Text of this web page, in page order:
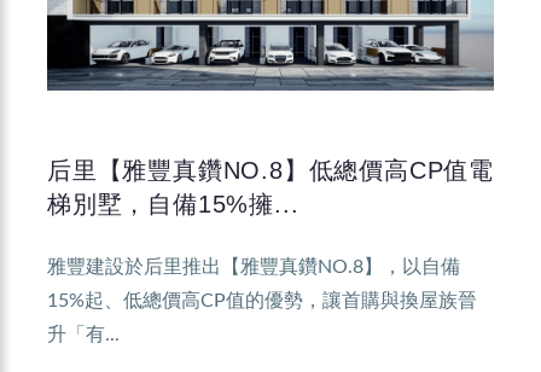
后里【雅豐真鑽NO.8】低總價高CP值電
梯別墅，自備15%擁...
雅豐建設於后里推出【雅豐真鑽NO.8】，以自備
15%起、低總價高CP值的優勢，讓首購與換屋族晉
升「有...